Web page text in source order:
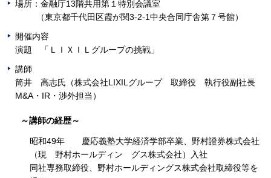
場所：金融庁13階共用第１特別会議室
（東京都千代田区霞が関3-2-1中央合同庁舎第７号館）
開催内容
演題 「ＬＩＸＩＬグループの挑戦」
講師
筒井 高志氏（株式会社LIXILグループ 取締役 執行役副社長
M&A・IR・渉外担当）
～講師の経歴～
昭和49年 慶応義塾大学経済学部卒業、野村證券株式会社
（現 野村ホールディン グス株式会社）入社
同社専務取締役、野村ホールディングス株式会社取締役等を